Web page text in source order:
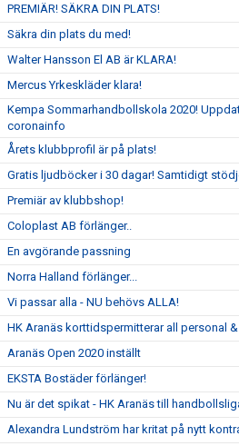
PREMIÄR! SÄKRA DIN PLATS!
Säkra din plats du med!
Walter Hansson El AB är KLARA!
Mercus Yrkeskläder klara!
Kempa Sommarhandbollskola 2020!
coronainfo
Årets klubbprofil är på plats!
Gratis ljudböcker i 30 dagar! Samtidigt
Premiär av klubbshop!
Coloplast AB förlänger..
En avgörande passning
Norra Halland förlänger...
Vi passar alla - NU behövs ALLA!
HK Aranäs korttidspermitterar all personal
Aranäs Open 2020 inställt
EKSTA Bostäder förlänger!
Nu är det spikat - HK Aranäs till
Alexandra Lundström har kritat på nytt